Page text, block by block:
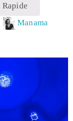
Rapide
Manama